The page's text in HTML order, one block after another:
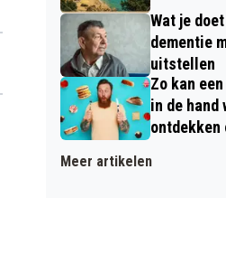
Wat je
dementie
uitstellen
Zo kan
in de hand
Meer artikelen